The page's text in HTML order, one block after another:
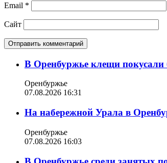
Email *
Сайт
В Оренбуржье клещи покусали
Оренбуржье
07.08.2026 16:31
На набережной Урала в
Оренбуржье
07.08.2026 16:03